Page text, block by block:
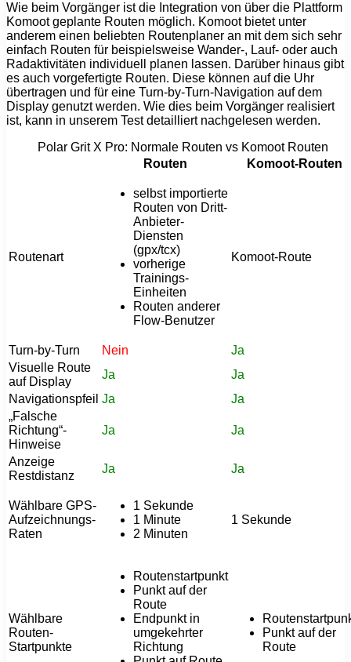
Wie beim Vorgänger ist die Integration von über die Plattform
Komoot geplante Routen möglich. Komoot bietet unter
anderem einen beliebten Routenplaner an mit dem sich sehr
einfach Routen für beispielsweise Wander-, Lauf- oder auch
Radaktivitäten individuell planen lassen. Darüber hinaus gibt
es auch vorgefertigte Routen. Diese können auf die Uhr
übertragen und für eine Turn-by-Turn-Navigation auf dem
Display genutzt werden. Wie dies beim Vorgänger realisiert
ist, kann in unserem Test detailliert nachgelesen werden.
Polar Grit X Pro: Normale Routen vs Komoot Routen
Routen
Komoot-Routen
Routenart
selbst importierte
Routen von Dritt-
Anbieter-
Diensten
(gpx/tcx)
vorherige
Trainings-
Einheiten
Routen anderer
Flow-Benutzer
Komoot-Route
Turn-by-Turn Nein
Ja
Visuelle Route
auf Display
Ja
Ja
Navigationspfeil Ja
Ja
„Falsche
Richtung“-
Hinweise
Ja Ja
Anzeige
Restdistanz
Ja Ja
Wählbare GPS-
Aufzeichnungs-
Raten
1 Sekunde
1 Minute
2 Minuten
1 Sekunde
Wählbare
Routen-
Startpunkte
Routenstartpunkt
Punkt auf der
Route
Endpunkt in
umgekehrter
Richtung
Punkt auf der
Route